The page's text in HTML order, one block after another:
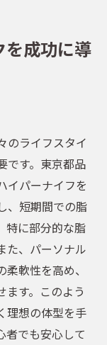
を成功に導
のライフスタイ
です。東京都品
イパーナイフを
、短期間での脂
特に部分的な脂
た、パーソナル
軟性を高め、
ます。このよう
理想の体型を手
者でも安心して